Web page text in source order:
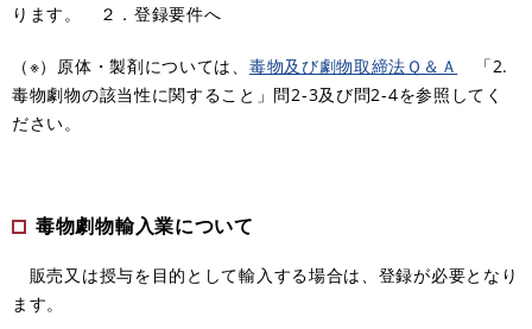
ります。 ２．登録要件へ
（※）原体・製剤については 毒物及び劇物取締法Ｑ＆Ａ
「2.
毒物劇物の該当性に関すること」問2-3及び問2-4を参照してく
ださい。
毒物劇物輸入業について
販売又は授与を目的として輸入する場合は
登録が必要となり
ます。